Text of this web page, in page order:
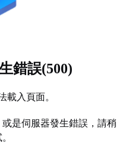
錯誤(500)
載入頁面。
是伺服器發生錯誤，請稍